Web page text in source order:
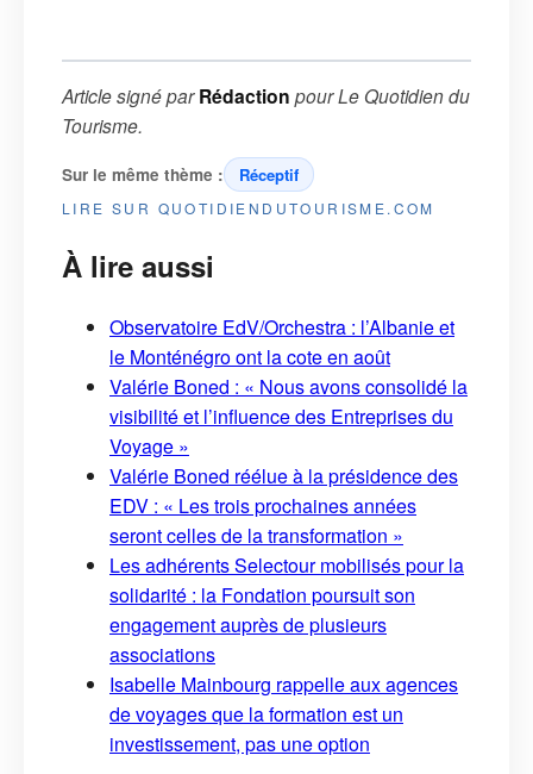
Article signé parRédaction pourLe Quotidien du
Tourisme.
Sur le même thème : Réceptif
LIRE SUR QUOTIDIENDUTOURISME.COM
À lire aussi
Observatoire EdV/Orchestra : l’Albanie et
le Monténégro ont la cote en août
Valérie Boned : « Nous avons consolidé la
visibilité et l’influence des Entreprises du
Voyage »
Valérie Boned réélue à la présidence des
EDV : « Les trois prochaines années
seront celles de la transformation »
Les adhérents Selectour mobilisés pour la
solidarité : la Fondation poursuit son
engagement auprès de plusieurs
associations
Isabelle Mainbourg rappelle aux agences
de voyages que la formation est un
investissement, pas une option